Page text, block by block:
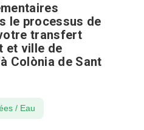
le processus de
transfert
et ville de
Colònia de Sant
/ Eau